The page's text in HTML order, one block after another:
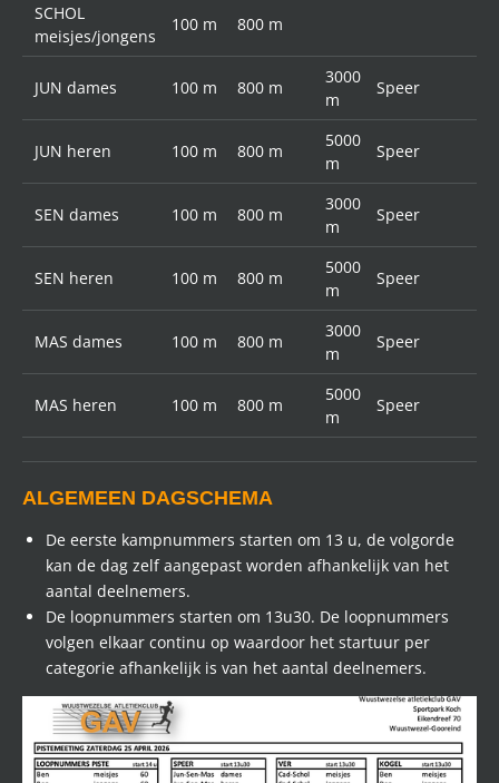
SCHOL
meisjes/jongens
100 m 800 m
JUN dames 100 m 800 m
3000
m
Speer
JUN heren 100 m 800 m
5000
m
Speer
SEN dames 100 m 800 m
3000
m
Speer
SEN heren 100 m 800 m
5000
m
Speer
MAS dames 100 m 800 m
3000
m
Speer
MAS heren 100 m 800 m
5000
m
Speer
ALGEMEEN DAGSCHEMA
De eerste kampnummers starten om 13 u, de volgorde
kan de dag zelf aangepast worden afhankelijk van het
aantal deelnemers.
De loopnummers starten om 13u30. De loopnummers
volgen elkaar continu op waardoor het startuur per
categorie afhankelijk is van het aantal deelnemers.